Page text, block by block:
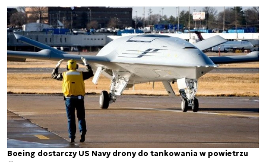
Boeing dostarczy US Navy drony do tankowania w powietrzu